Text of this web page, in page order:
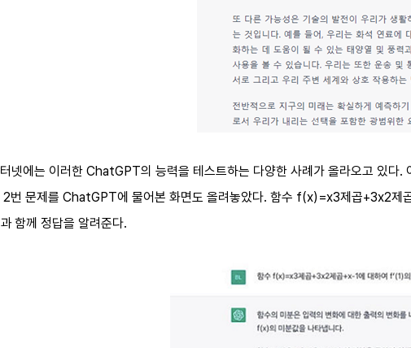
넷에는 이러한 ChatGPT의 능력을 테스트하는 다양한 사례가 올라오고 있다
2번 문제를 ChatGPT에 물어본 화면도 올려놓았다. 함수 f(x)=x3제곱+3x2제
함께 정답을 알려준다.